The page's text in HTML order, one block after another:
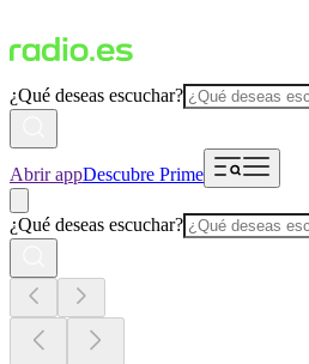
¿Qué deseas escuchar?
Abrir appDescubre Prime
¿Qué deseas escuchar?